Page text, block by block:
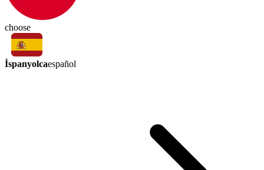
choose
İspanyolcaespañol